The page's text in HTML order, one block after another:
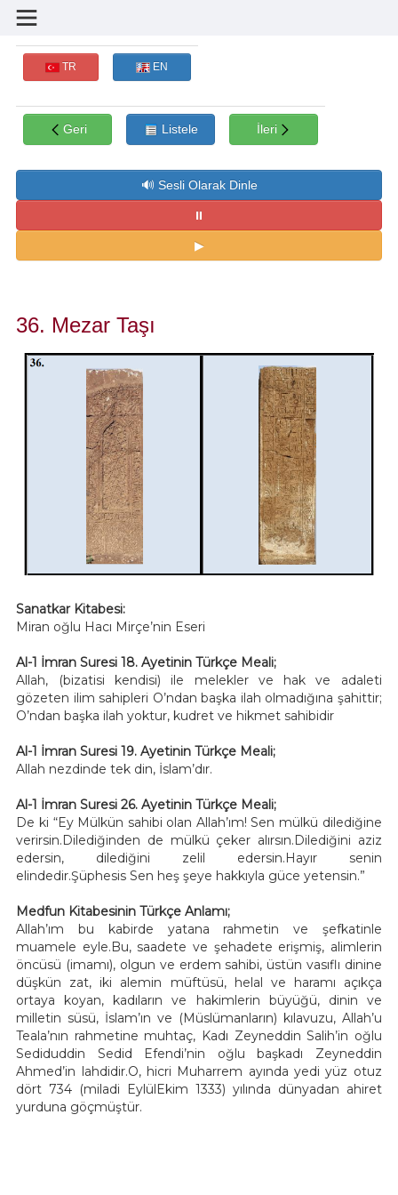
TR EN
Geri Listele İleri
36. Mezar Taşı
Sanatkar Kitabesi:
Miran oğlu Hacı Mirçe’nin Eseri
Al-1 İmran Suresi 18. Ayetinin Türkçe Meali;
Allah, (bizatisi kendisi) ile melekler ve hak ve adaleti
gözeten ilim sahipleri O’ndan başka ilah olmadığına şahittir;
O’ndan başka ilah yoktur, kudret ve hikmet sahibidir
Al-1 İmran Suresi 19. Ayetinin Türkçe Meali;
Allah nezdinde tek din, İslam’dır.
Al-1 İmran Suresi 26. Ayetinin Türkçe Meali;
De ki “Ey Mülkün sahibi olan Allah’ım! Sen mülkü dilediğine
verirsin.Dilediğinden de mülkü çeker alırsın.Dilediğini aziz
edersin, dilediğini zelil edersin.Hayır senin
elindedir.Şüphesis Sen heş şeye hakkıyla güce yetensin.”
Medfun Kitabesinin Türkçe Anlamı;
Allah’ım bu kabirde yatana rahmetin ve şefkatinle
muamele eyle.Bu, saadete ve şehadete erişmiş, alimlerin
öncüsü (imamı), olgun ve erdem sahibi, üstün vasıflı dinine
düşkün zat, iki alemin müftüsü, helal ve haramı açıkça
ortaya koyan, kadıların ve hakimlerin büyüğü, dinin ve
milletin süsü, İslam’ın ve (Müslümanların) kılavuzu, Allah’u
Teala’nın rahmetine muhtaç, Kadı Zeyneddin Salih’in oğlu
Sediduddin Sedid Efendi’nin oğlu başkadı Zeyneddin
Ahmed’in lahdidir.O, hicri Muharrem ayında yedi yüz otuz
dört 734 (miladi EylülEkim 1333) yılında dünyadan ahiret
yurduna göçmüştür.